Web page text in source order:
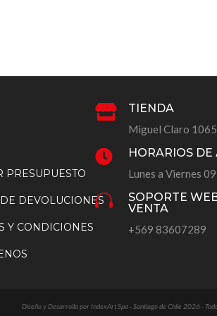
de
producto
PRESUPUESTO
DEVOLUCIONES
Y CONDICIONES
 TIENDA
Miguel Claro
 HORARIOS
Lunes a Viernes

SOPORTE
VENTA
+569 83607289
Diseño y Desarrollo por IndexArt Spa - Santiago de Chile 2026 -